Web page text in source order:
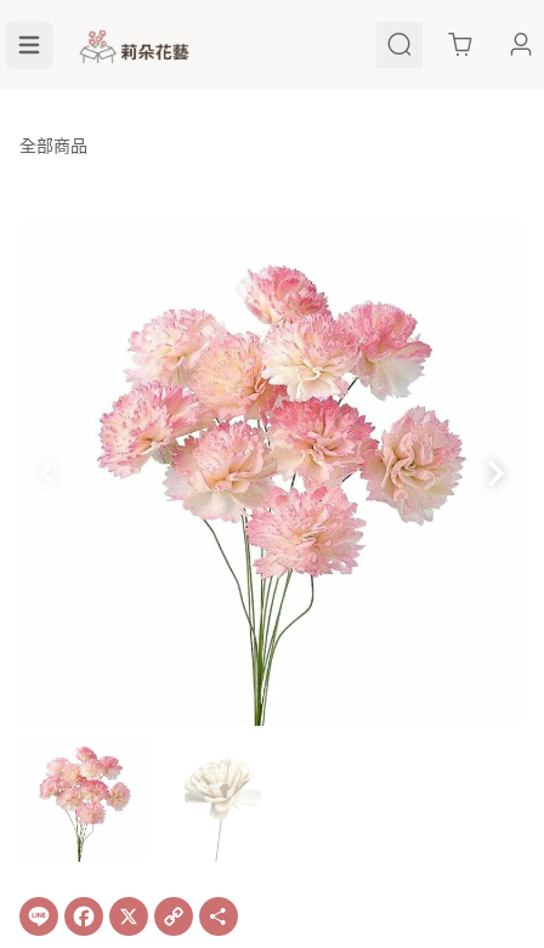
Cart
全部商品
Line Facebook
X Copy
Link